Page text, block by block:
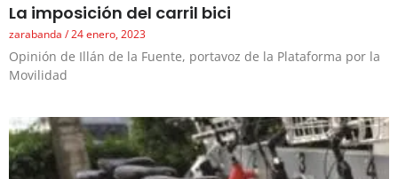
La imposición del carril bici
zarabanda 24 enero, 2023
Opinión de Illán de la Fuente, portavoz de la Plataforma por la
Movilidad